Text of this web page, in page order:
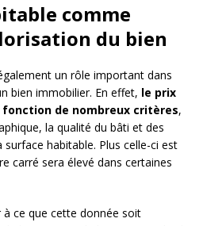
comme
du bien
un rôle important dans
bien immobilier. En effet, le prix
de nombreux critères,
la qualité du bâti et des
habitable. Plus celle-ci est
carré sera élevé dans certaines
à ce que cette donnée soit